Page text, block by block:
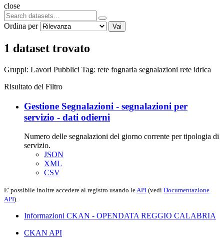
close
Ordina per Vai
1 dataset trovato
Gruppi: Lavori Pubblici Tag: rete fognaria segnalazioni rete idrica
Risultato del Filtro
Gestione Segnalazioni - segnalazioni per
servizio - dati odierni
Numero delle segnalazioni del giorno corrente per tipologia di
servizio.
JSON
XML
CSV
E' possibile inoltre accedere al registro usando leAPI (vedi Documentazione
API).
Informazioni CKAN - OPENDATA REGGIO CALABRIA
CKAN API